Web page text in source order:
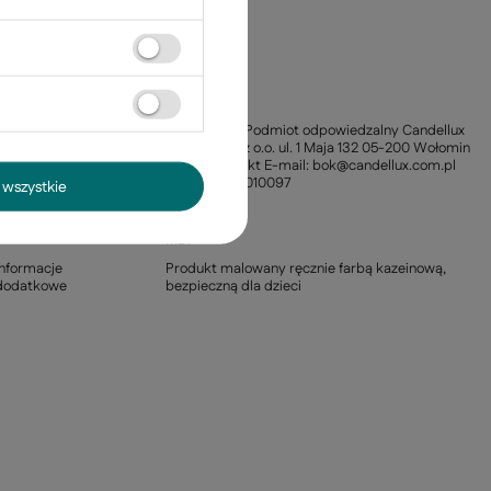
Nowoczesny
Producent / Podmiot odpowiedzalny Candellux
Lighting Sp. z o.o. ul. 1 Maja 132 05-200 Wołomin
Polska Kontakt E-mail: bok@candellux.com.pl
Telefon: +221010097
Drewno
MDF
Produkt malowany ręcznie farbą kazeinową,
bezpieczną dla dzieci